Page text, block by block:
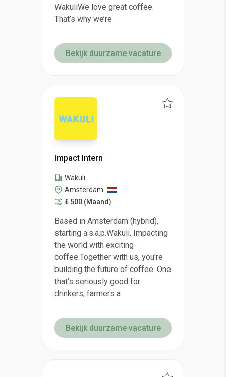
WakuliWe love great coffee.
That’s why we’re
Bekijk duurzame vacature
Impact Intern
Wakuli
Amsterdam
€ 500 (Maand)
Based in Amsterdam (hybrid),
starting a.s.a.p.Wakuli. Impacting
the world with exciting
coffee.Together with us, you're
building the future of coffee. One
that’s seriously good for
drinkers, farmers a
Bekijk duurzame vacature